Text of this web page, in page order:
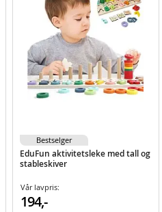
EduFun aktivitetsleke med tall og
stableskiver
Vår lavpris:
194,-
Bestselger